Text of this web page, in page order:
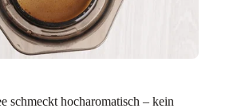
schmeckt hocharomatisch – kein